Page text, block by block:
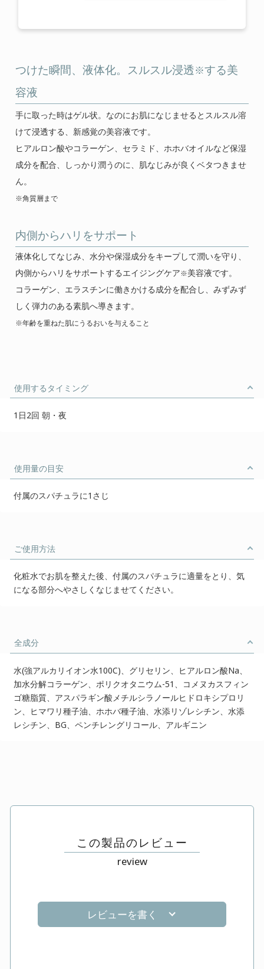
0120-820-110
定休日 : 毎週 日・月・祝
つけた瞬間、液体化。スルスル浸透※する美
容液
手に取った時はゲル状。なのにお肌になじませるとスルスル溶
けて浸透する、新感覚の美容液です。
ヒアルロン酸やコラーゲン、セラミド、ホホバオイルなど保湿
成分を配合、しっかり潤うのに、肌なじみが良くベタつきませ
ん。
※角質層まで
内側からハリをサポート
液体化してなじみ、水分や保湿成分をキープして潤いを守り、
内側からハリをサポートするエイジングケア※美容液です。
コラーゲン、エラスチンに働きかける成分を配合し、みずみず
しく弾力のある素肌へ導きます。
※年齢を重ねた肌にうるおいを与えること
使用するタイミング
1日2回 朝・夜
使用量の目安
付属のスパチュラに1さじ
ご使用方法
化粧水でお肌を整えた後、付属のスパチュラに適量をとり、気
になる部分へやさしくなじませてください。
全成分
水(強アルカリイオン水100C)、グリセリン、ヒアルロン酸Na、
加水分解コラーゲン、ポリクオタニウム-51、コメヌカスフィン
ゴ糖脂質、アスパラギン酸メチルシラノールヒドロキシプロリ
ン、ヒマワリ種子油、ホホバ種子油、水添リゾレシチン、水添
レシチン、BG、ペンチレングリコール、アルギニン
この製品のレビュー
review
レビューを書く